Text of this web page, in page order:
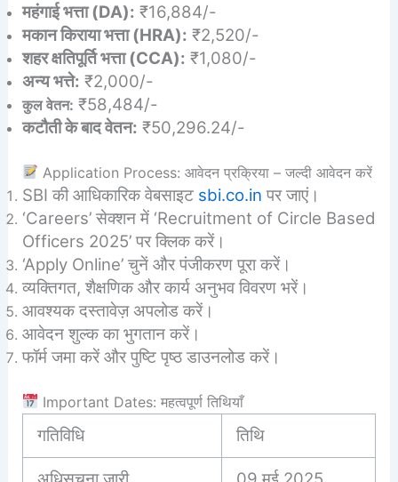
महंगाई भत्ता (DA): ₹16,884/-
मकान किराया भत्ता (HRA): ₹2,520/-
शहर क्षतिपूर्ति भत्ता (CCA): ₹1,080/-
अन्य भत्ते: ₹2,000/-
कुल वेतन: ₹58,484/-
कटौती के बाद वेतन: ₹50,296.24/-
Application Process: आवेदन प्रक्रिया – जल्दी आवेदन करें
SBI की आधिकारिक वेबसाइट sbi.co.in पर जाएं।
‘Careers’ सेक्शन में ‘Recruitment of Circle Based
Officers 2025’ पर क्लिक करें।
‘Apply Online’ चुनें और पंजीकरण पूरा करें।
व्यक्तिगत, शैक्षणिक और कार्य अनुभव विवरण भरें।
आवश्यक दस्तावेज़ अपलोड करें।
आवेदन शुल्क का भुगतान करें।
फॉर्म जमा करें और पुष्टि पृष्ठ डाउनलोड करें।
Important Dates: महत्वपूर्ण तिथियाँ
गतिविधि तिथि